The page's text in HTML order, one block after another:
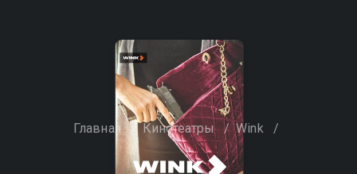
Главная Кинотеатры / Wink /